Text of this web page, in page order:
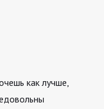
как лучше,